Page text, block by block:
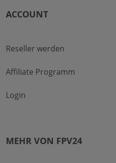
ACCOUNT
Reseller werden
Affiliate Programm
Login
MEHR VON FPV24